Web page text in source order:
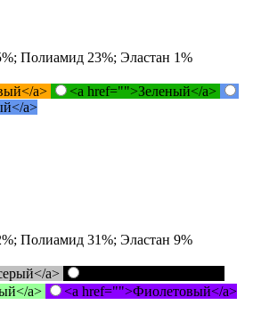
Полиамид 23%; Эластан 1%
a>
<a href="">Зеленый</a>
a>
Полиамид 31%; Эластан 9%
a>
a>
<a href="">Фиолетовый</a>